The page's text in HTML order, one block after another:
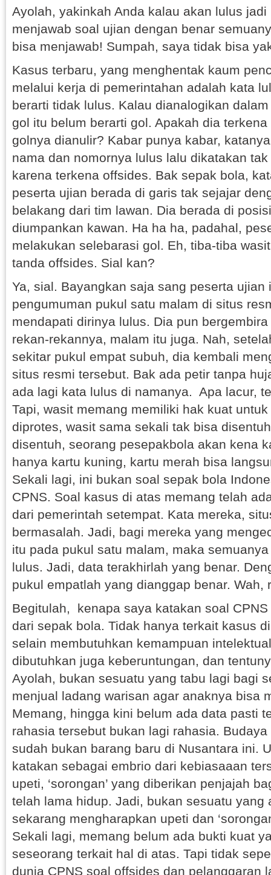
Ayolah, yakinkah Anda kalau akan lulus jadi
menjawab soal ujian dengan benar
bisa menjawab! Sumpah, saya tidak bisa
Kasus terbaru, yang menghentak kaum
melalui kerja di pemerintahan adalah kata
berarti tidak lulus. Kalau dianalogikan
gol itu belum berarti gol. Apakah dia
golnya dianulir? Kabar punya kabar,
nama dan nomornya lulus lalu dikatakan
karena terkena offsides. Bak sepak bola,
peserta ujian berada di garis tak sejajar
belakang dari tim lawan. Dia berada di
diumpankan kawan. Ha ha ha, padahal,
melakukan selebarasi gol. Eh, tiba-tiba
tanda offsides. Sial kan?
Ya, sial. Bayangkan saja sang peserta ujian
pengumuman pukul satu malam di situs
mendapati dirinya lulus. Dia pun
rekan-rekannya, malam itu juga. Nah,
sekitar pukul empat subuh, dia kembali
situs resmi tersebut. Bak ada petir tanpa
ada lagi kata lulus di namanya. Apa lacur,
Tapi, wasit memang memiliki hak kuat
diprotes, wasit sama sekali tak bisa
disentuh, seorang pesepakbola akan kena
hanya kartu kuning, kartu merah bisa
Sekali lagi, ini bukan soal sepak bola
CPNS. Soal kasus di atas memang telah
dari pemerintah setempat. Kata mereka,
bermasalah. Jadi, bagi mereka yang
itu pada pukul satu malam, maka
lulus. Jadi, data terakhirlah yang benar.
pukul empatlah yang dianggap benar. Wah,
Begitulah, kenapa saya katakan soal
dari sepak bola. Tidak hanya terkait kasus
selain membutuhkan kemampuan
dibutuhkan juga keberuntungan, dan
Ayolah, bukan sesuatu yang tabu lagi bagi
menjual ladang warisan agar anaknya bisa
Memang, hingga kini belum ada data pasti
rahasia tersebut bukan lagi rahasia.
sudah bukan barang baru di Nusantara ini.
katakan sebagai embrio dari kebiasaaan
upeti, ‘sorongan’ yang diberikan penjajah
telah lama hidup. Jadi, bukan sesuatu yang
sekarang mengharapkan upeti dan
Sekali lagi, memang belum ada bukti kuat
seseorang terkait hal di atas. Tapi tidak
dunia CPNS soal offsides dan pelanggaran